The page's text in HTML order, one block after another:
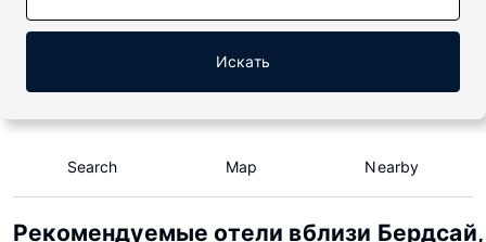
Искать
Search Map Nearby
Рекомендуемые отели вблизи